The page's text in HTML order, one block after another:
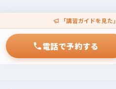
「講習ガイドを見た」
電話で予約する